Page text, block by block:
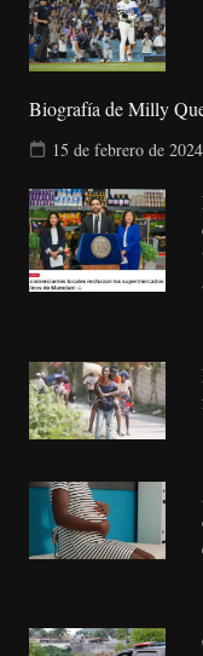
Biografía de Milly
15 de febrero de 2024